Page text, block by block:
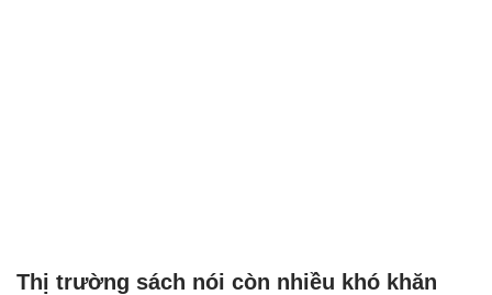
Thị trường sách nói còn nhiều khó khăn